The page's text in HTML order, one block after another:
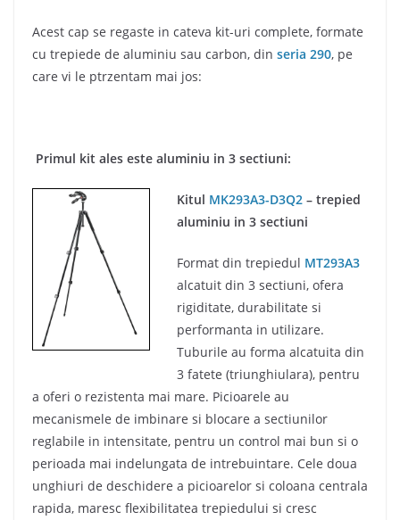
Acest cap se regaste in cateva kit-uri complete, formate
cu trepiede de aluminiu sau carbon, din seria 290, pe
care vi le ptrzentam mai jos:
Primul kit ales este aluminiu in 3 sectiuni:
Kitul MK293A3-D3Q2 – trepied
aluminiu in 3 sectiuni
Format din trepiedul MT293A3
alcatuit din 3 sectiuni, ofera
rigiditate, durabilitate si
performanta in utilizare.
Tuburile au forma alcatuita din
3 fatete (triunghiulara), pentru
a oferi o rezistenta mai mare. Picioarele au
mecanismele de imbinare si blocare a sectiunilor
reglabile in intensitate, pentru un control mai bun si o
perioada mai indelungata de intrebuintare. Cele doua
unghiuri de deschidere a picioarelor si coloana centrala
rapida, maresc flexibilitatea trepiedului si cresc